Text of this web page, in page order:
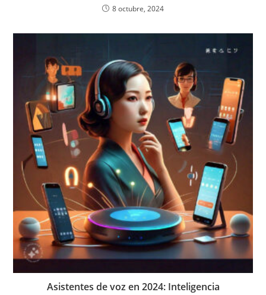
8 octubre, 2024
Asistentes de voz en 2024: Inteligencia